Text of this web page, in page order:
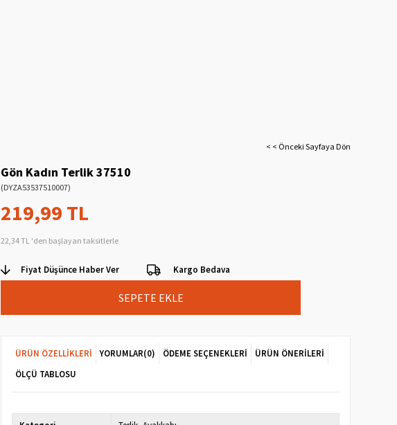
< < Önceki Sayfaya Dön
Gön Kadın Terlik 37510
(DYZA53537510007)
219,99 TL
22,34 TL 'den başlayan taksitlerle
Fiyat Düşünce Haber Ver Kargo Bedava
ÜRÜN ÖZELLIKLERI YORUMLAR(0) ÖDEME SEÇENEKLERI
ÜRÜN ÖNERILERI
ÖLÇÜ TABLOSU